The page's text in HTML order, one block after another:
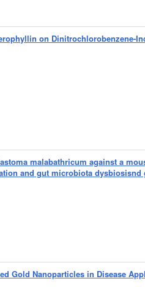
on Dinitrochlorobenzene-
malabathricum against a
and gut microbiota
Gold Nanoparticles in Disease